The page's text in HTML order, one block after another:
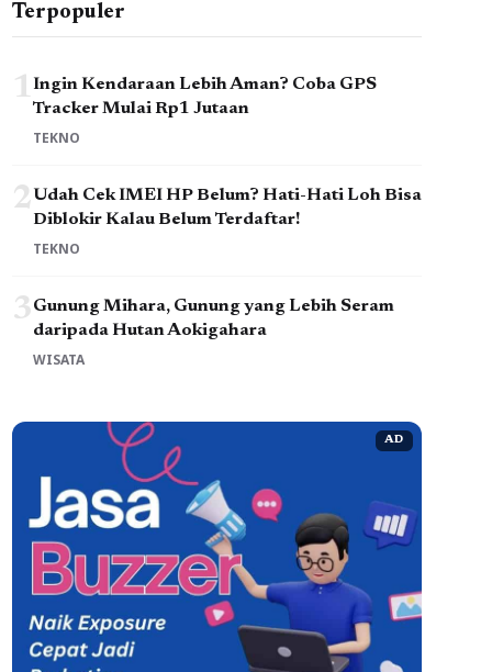
Terpopuler
1Ingin Kendaraan Lebih Aman? Coba GPS
Tracker Mulai Rp1 Jutaan
TEKNO
2Udah Cek IMEI HP Belum? Hati-Hati Loh Bisa
Diblokir Kalau Belum Terdaftar!
TEKNO
3Gunung Mihara, Gunung yang Lebih Seram
daripada Hutan Aokigahara
WISATA
AD